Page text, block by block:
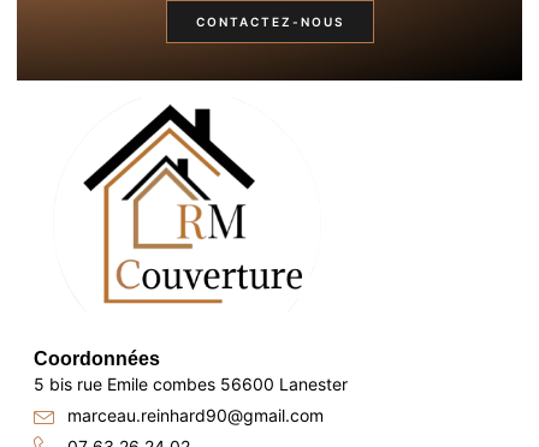
CONTACTEZ-NOUS
Coordonnées
5 bis rue Emile combes 56600 Lanester
marceau.reinhard90@gmail.com